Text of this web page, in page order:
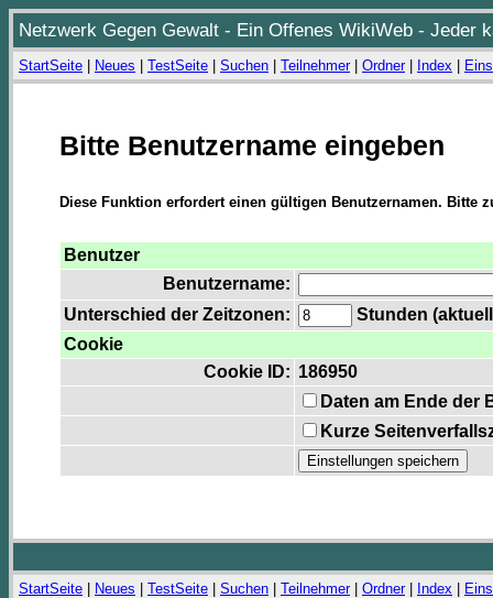
Netzwerk Gegen Gewalt - Ein Offenes WikiWeb - Jeder
StartSeite Neues TestSeite Suchen Teilnehmer| Ordner| Index
Bitte Benutzername eingeben
Diese Funktion erfordert einen gültigen Benutzernamen. Bitte
Benutzer
Benutzername:
Unterschied der Zeitzonen:
Stunden
Cookie
Cookie ID: 186950
Daten am Ende der
Kurze
StartSeite Neues TestSeite Suchen Teilnehmer| Ordner| Index